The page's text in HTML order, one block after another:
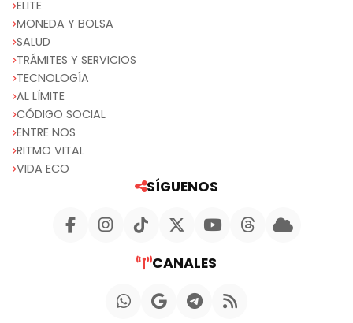
ELITE
MONEDA Y BOLSA
SALUD
TRÁMITES Y SERVICIOS
TECNOLOGÍA
AL LÍMITE
CÓDIGO SOCIAL
ENTRE NOS
RITMO VITAL
VIDA ECO
SÍGUENOS
CANALES